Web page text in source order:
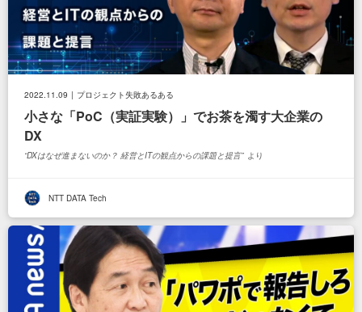
小さな「PoC（実証実験）」でお茶を濁す大企業の
DX
DXはなぜ進まないのか？ 経営とITの観点からの課題と提言 より
2022.11.09 プロジェクト失敗あるある
NTT DATA Tech